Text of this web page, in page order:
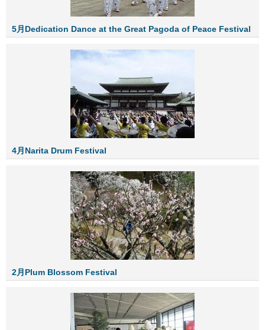
5月Dedication Dance at the Great Pagoda of Peace Festival
4月Narita Drum Festival
2月Plum Blossom Festival